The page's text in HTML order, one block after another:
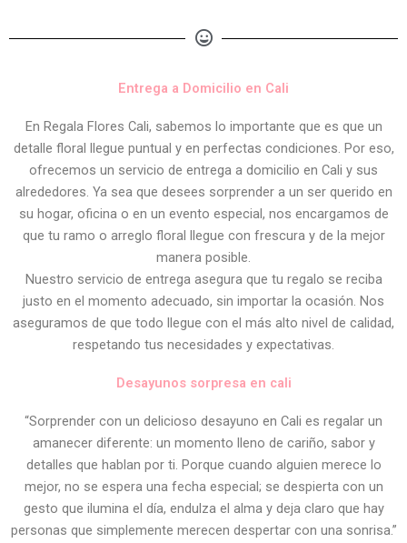
Entrega a Domicilio en Cali
En Regala Flores Cali, sabemos lo importante que es que un
detalle floral llegue puntual y en perfectas condiciones. Por eso,
ofrecemos un servicio de entrega a domicilio en Cali y sus
alrededores. Ya sea que desees sorprender a un ser querido en
su hogar, oficina o en un evento especial, nos encargamos de
que tu ramo o arreglo floral llegue con frescura y de la mejor
manera posible.
Nuestro servicio de entrega asegura que tu regalo se reciba
justo en el momento adecuado, sin importar la ocasión. Nos
aseguramos de que todo llegue con el más alto nivel de calidad,
respetando tus necesidades y expectativas.
Desayunos sorpresa en cali
“Sorprender con un delicioso desayuno en Cali es regalar un
amanecer diferente: un momento lleno de cariño, sabor y
detalles que hablan por ti. Porque cuando alguien merece lo
mejor, no se espera una fecha especial; se despierta con un
gesto que ilumina el día, endulza el alma y deja claro que hay
personas que simplemente merecen despertar con una sonrisa.”